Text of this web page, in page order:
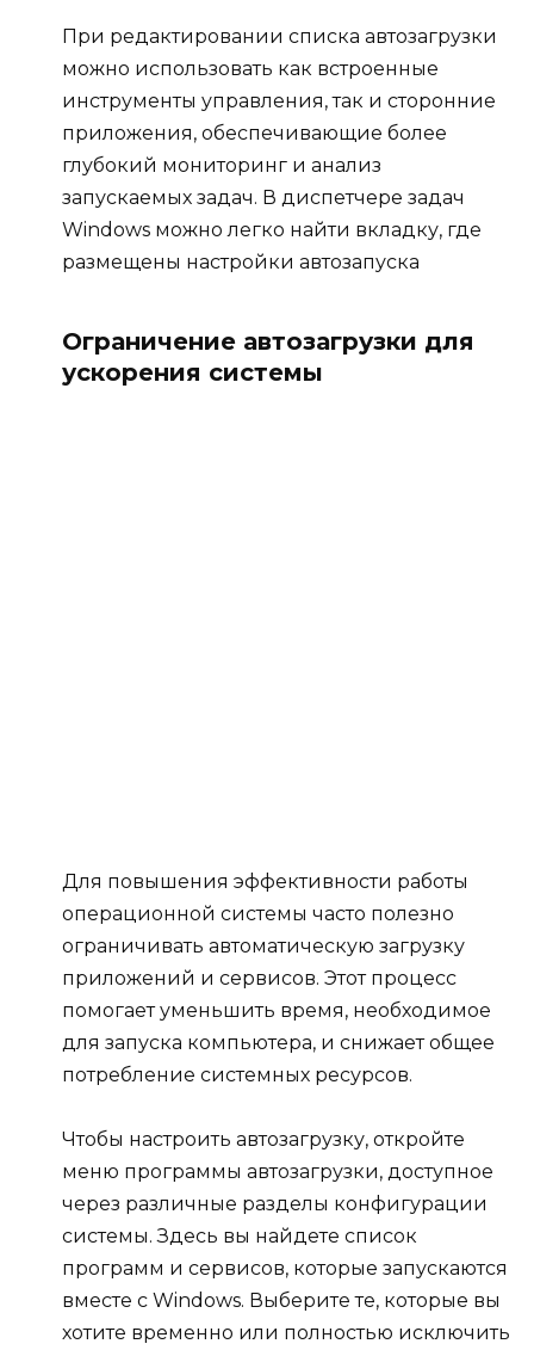
При редактировании списка автозагрузки
можно использовать как встроенные
инструменты управления, так и сторонние
приложения, обеспечивающие более
глубокий мониторинг и анализ
запускаемых задач. В диспетчере задач
Windows можно легко найти вкладку, где
размещены настройки автозапуска
Ограничение автозагрузки для
ускорения системы
Для повышения эффективности работы
операционной системы часто полезно
ограничивать автоматическую загрузку
приложений и сервисов. Этот процесс
помогает уменьшить время, необходимое
для запуска компьютера, и снижает общее
потребление системных ресурсов.
Чтобы настроить автозагрузку, откройте
меню программы автозагрузки, доступное
через различные разделы конфигурации
системы. Здесь вы найдете список
программ и сервисов, которые запускаются
вместе с Windows. Выберите те, которые вы
хотите временно или полностью исключить